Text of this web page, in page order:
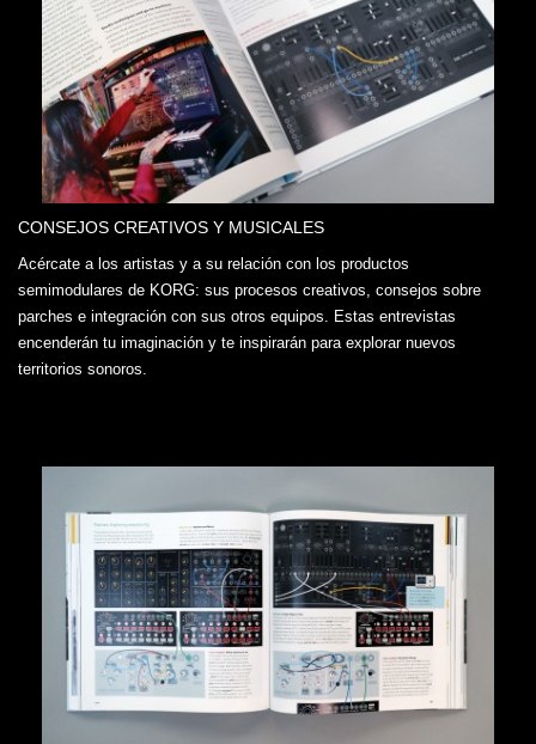
CONSEJOS CREATIVOS Y MUSICALES
Acércate a los artistas y a su relación con los productos
semimodulares de KORG: sus procesos creativos, consejos sobre
parches e integración con sus otros equipos. Estas entrevistas
encenderán tu imaginación y te inspirarán para explorar nuevos
territorios sonoros.